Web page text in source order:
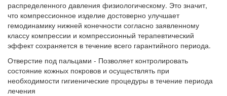
распределенного давления физиологическому. Это значит,
что компрессионное изделие достоверно улучшает
гемодинамику нижней конечности согласно заявленному
классу компрессии и компрессионный терапевтический
эффект сохраняется в течение всего гарантийного периода.
Отверстие под пальцами - Позволяет контролировать
состояние кожных покровов и осуществлять при
необходимости гигиенические процедуры в течение периода
лечения